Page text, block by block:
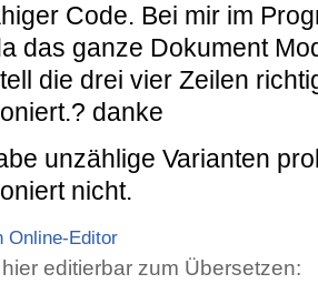
Code. Bei mir im
das ganze Dokument
die drei vier Zeilen
danke
unzählige Varianten
nicht.
Online-Editor
editierbar zum Übersetzen: